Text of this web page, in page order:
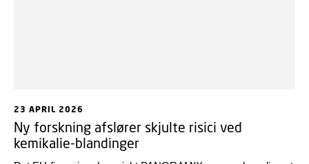
23 APRIL 2026
Ny forskning afslører skjulte risici ved
kemikalie-blandinger